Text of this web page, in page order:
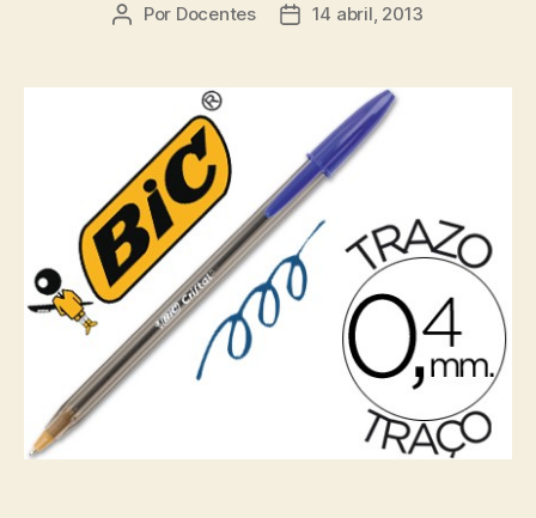
Autor
entrada
Por Docentes
Fecha
entrada
14 abril, 2013